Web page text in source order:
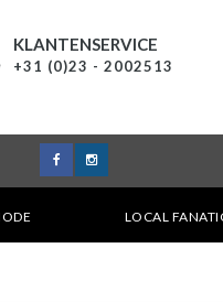
KLANTENSERVICE
+31 (0)23 - 2002513
LOCAL